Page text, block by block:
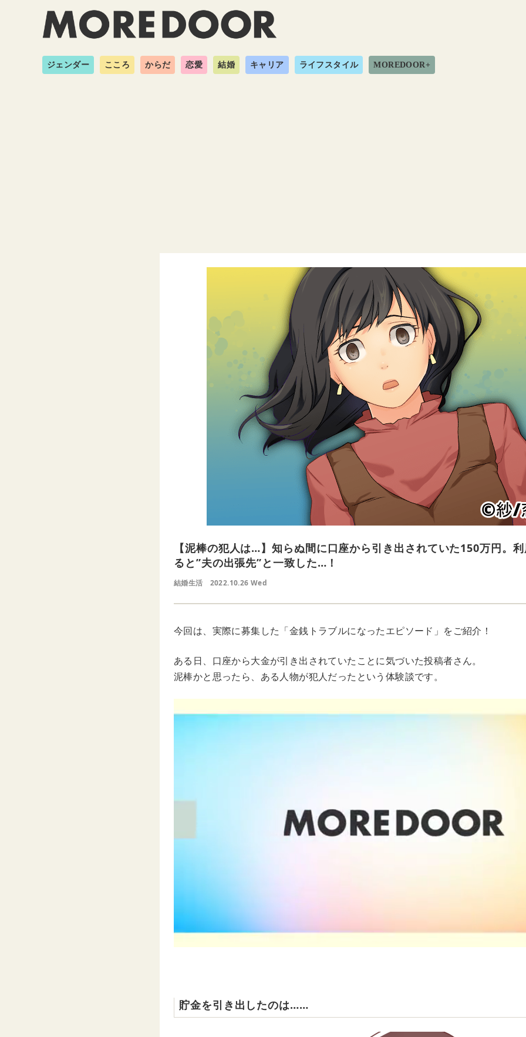
ジェンダー こころ からだ 恋愛 結婚 キャリア ライフスタイル MOREDOOR+
【泥棒の犯人は…】知らぬ間に口座から引き出されていた150万円。
ると”夫の出張先”と一致した…！
結婚生活 2022.10.26 Wed
今回は、実際に募集した「金銭トラブルになったエピソード」をご紹介！
ある日、口座から大金が引き出されていたことに気づいた投稿者さん。
泥棒かと思ったら、ある人物が犯人だったという体験談です。
貯金を引き出したのは……